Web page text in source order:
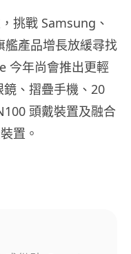
挑戰 Samsung、
產品增長放緩尋找
今年尚會推出更輕
、摺疊手機、20
頭戴裝置及融合
置。